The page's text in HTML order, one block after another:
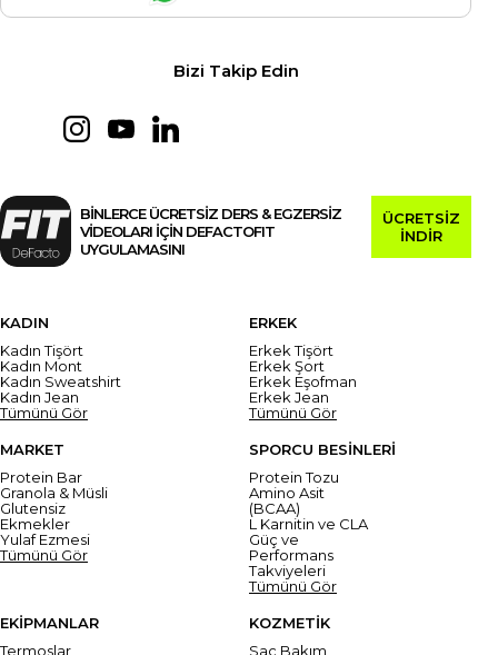
Bizi Takip Edin
BİNLERCE ÜCRETSİZ DERS & EGZERSİZ
VİDEOLARI İÇİN DEFACTOFIT
UYGULAMASINI
ÜCRETSİZ
İNDİR
KADIN
Kadın Tişört
Kadın Mont
Kadın Sweatshirt
Kadın Jean
Tümünü Gör
ERKEK
Erkek Tişört
Erkek Şort
Erkek Eşofman
Erkek Jean
Tümünü Gör
MARKET
Protein Bar
Granola & Müsli
Glutensiz
Ekmekler
Yulaf Ezmesi
Tümünü Gör
SPORCU BESİNLERİ
Protein Tozu
Amino Asit
(BCAA)
L Karnitin ve CLA
Güç ve
Performans
Takviyeleri
Tümünü Gör
EKİPMANLAR
Termoslar
KOZMETİK
Saç Bakım